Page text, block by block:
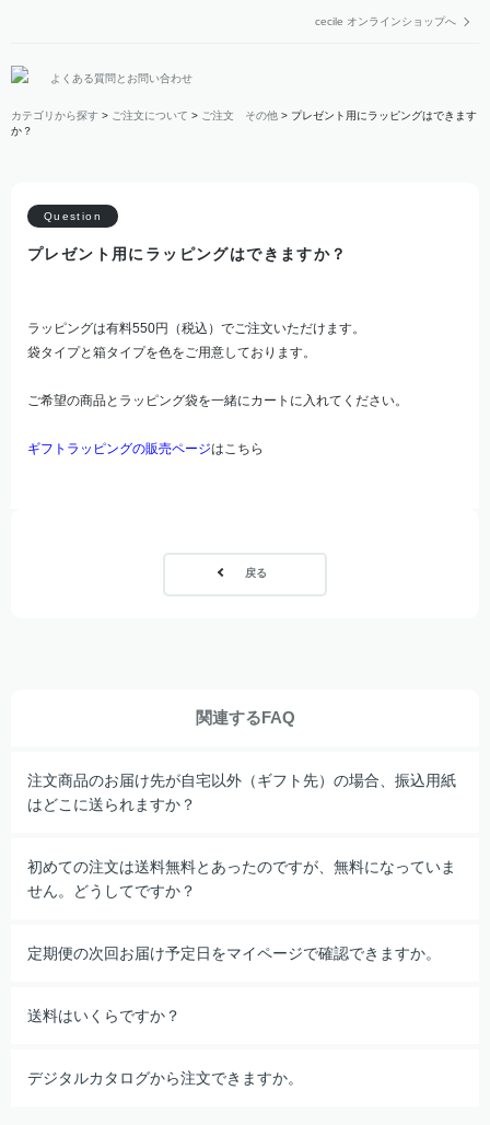
cecile オンラインショップへ
よくある質問とお問い合わせ
カテゴリから探す > ご注文について > ご注文 その他 > プレゼント用にラッピングはできます
か？
プレゼント用にラッピングはできますか？
ラッピングは有料550円（税込）でご注文いただけます。
袋タイプと箱タイプを色をご用意しております。
ご希望の商品とラッピング袋を一緒にカートに入れてください。
ギフトラッピングの販売ページはこちら
戻る
関連するFAQ
注文商品のお届け先が自宅以外（ギフト先）の場合、振込用紙
はどこに送られますか？
初めての注文は送料無料とあったのですが、無料になっていま
せん。どうしてですか？
定期便の次回お届け予定日をマイページで確認できますか。
送料はいくらですか？
デジタルカタログから注文できますか。